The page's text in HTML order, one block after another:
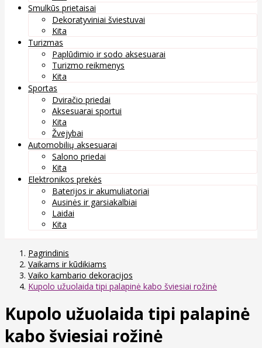
Smulkūs prietaisai
Dekoratyviniai šviestuvai
Kita
Turizmas
Paplūdimio ir sodo aksesuarai
Turizmo reikmenys
Kita
Sportas
Dviračio priedai
Aksesuarai sportui
Kita
Žvejybai
Automobilių aksesuarai
Salono priedai
Kita
Elektronikos prekės
Baterijos ir akumuliatoriai
Ausinės ir garsiakalbiai
Laidai
Kita
Pagrindinis
Vaikams ir kūdikiams
Vaiko kambario dekoracijos
Kupolo užuolaida tipi palapinė kabo šviesiai rožinė
Kupolo užuolaida tipi palapinė
kabo šviesiai rožinė